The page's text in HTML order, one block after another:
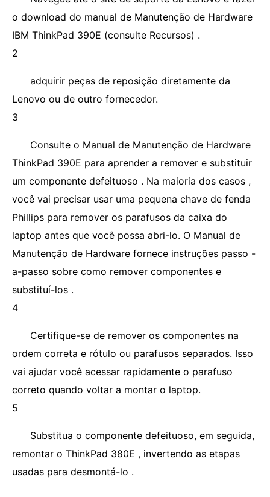
o download do manual de Manutenção de Hardware
IBM ThinkPad 390E (consulte Recursos) .
2
adquirir peças de reposição diretamente da
Lenovo ou de outro fornecedor.
3
Consulte o Manual de Manutenção de Hardware
ThinkPad 390E para aprender a remover e substituir
um componente defeituoso . Na maioria dos casos ,
você vai precisar usar uma pequena chave de fenda
Phillips para remover os parafusos da caixa do
laptop antes que você possa abri-lo. O Manual de
Manutenção de Hardware fornece instruções passo -
a-passo sobre como remover componentes e
substituí-los .
4
Certifique-se de remover os componentes na
ordem correta e rótulo ou parafusos separados. Isso
vai ajudar você acessar rapidamente o parafuso
correto quando voltar a montar o laptop.
5
Substitua o componente defeituoso, em seguida,
remontar o ThinkPad 380E , invertendo as etapas
usadas para desmontá-lo .